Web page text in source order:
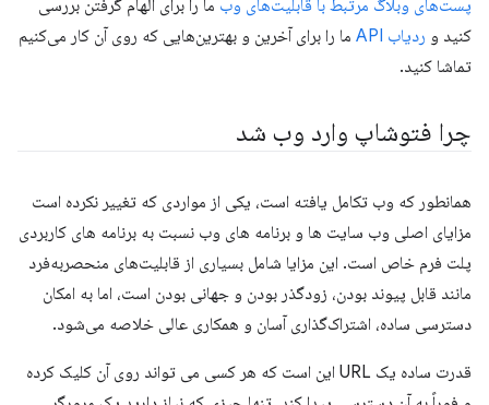
پست‌های وبلاگ مرتبط با قابلیت‌های وب ما را برای الهام گرفتن بررسی
کنید و ردیاب API
ما را برای آخرین و بهترین‌هایی که روی آن کار می‌کنیم
تماشا کنید.
چرا فتوشاپ وارد وب شد
همانطور که وب تکامل یافته است، یکی از مواردی که تغییر نکرده است
مزایای اصلی وب سایت ها و برنامه های وب نسبت به برنامه های کاربردی
پلت فرم خاص است. این مزایا شامل بسیاری از قابلیت‌های منحصربه‌فرد
مانند قابل پیوند بودن، زودگذر بودن و جهانی بودن است، اما به امکان
دسترسی ساده، اشتراک‌گذاری آسان و همکاری عالی خلاصه می‌شود.
قدرت ساده یک URL این است که هر کسی می تواند روی آن کلیک کرده